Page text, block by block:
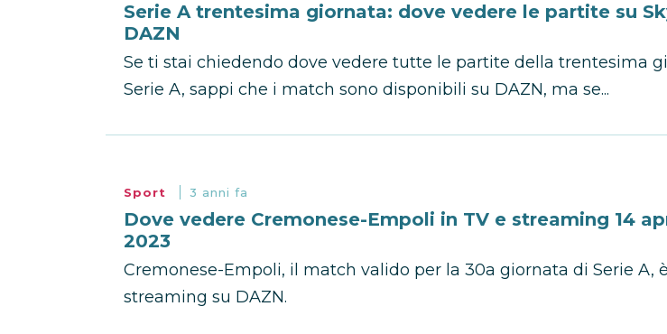
Serie A trentesima giornata: dove vedere le partite su
DAZN
Se ti stai chiedendo dove vedere tutte le partite della trentesima
Serie A, sappi che i match sono disponibili su DAZN, ma se...
Sport 3 anni fa
Dove vedere Cremonese-Empoli in TV e streaming 14
2023
Cremonese-Empoli, il match valido per la 30a giornata di Serie A,
streaming su DAZN.